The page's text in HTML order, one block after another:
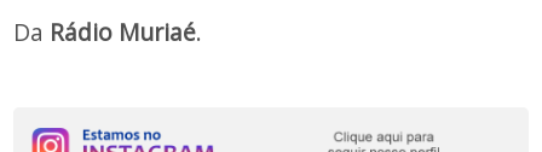
Da Rádio Muriaé.